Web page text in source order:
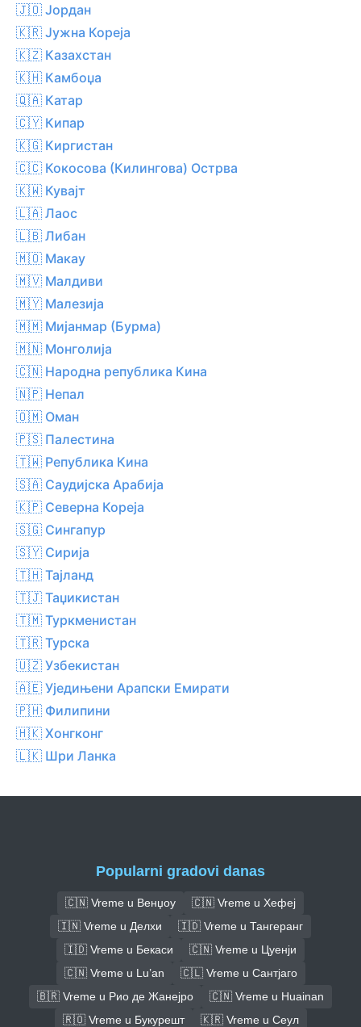
🇯🇴 Јордан
🇰🇷 Јужна Кореја
🇰🇿 Казахстан
🇰🇭 Камбоџа
🇶🇦 Катар
🇨🇾 Кипар
🇰🇬 Киргистан
🇨🇨 Кокосова (Килингова) Острва
🇰🇼 Кувајт
🇱🇦 Лаос
🇱🇧 Либан
🇲🇴 Макау
🇲🇻 Малдиви
🇲🇾 Малезија
🇲🇲 Мијанмар (Бурма)
🇲🇳 Монголија
🇨🇳 Народна република Кина
🇳🇵 Непал
🇴🇲 Оман
🇵🇸 Палестина
🇹🇼 Република Кина
🇸🇦 Саудијска Арабија
🇰🇵 Северна Кореја
🇸🇬 Сингапур
🇸🇾 Сирија
🇹🇭 Тајланд
🇹🇯 Таџикистан
🇹🇲 Туркменистан
🇹🇷 Турска
🇺🇿 Узбекистан
🇦🇪 Уједињени Арапски Емирати
🇵🇭 Филипини
🇭🇰 Хонгконг
🇱🇰 Шри Ланка
Popularni gradovi danas
🇨🇳 Vreme u Венџоу
🇨🇳 Vreme u Хефеј
🇮🇳 Vreme u Делхи
🇮🇩 Vreme u Тангеранг
🇮🇩 Vreme u Бекаси
🇨🇳 Vreme u Цуенји
🇨🇳 Vreme u Lu’an
🇨🇱 Vreme u Сантјаго
🇧🇷 Vreme u Рио де Жанејро
🇨🇳 Vreme u Huainan
🇷🇴 Vreme u Букурешт
🇰🇷 Vreme u Сеул